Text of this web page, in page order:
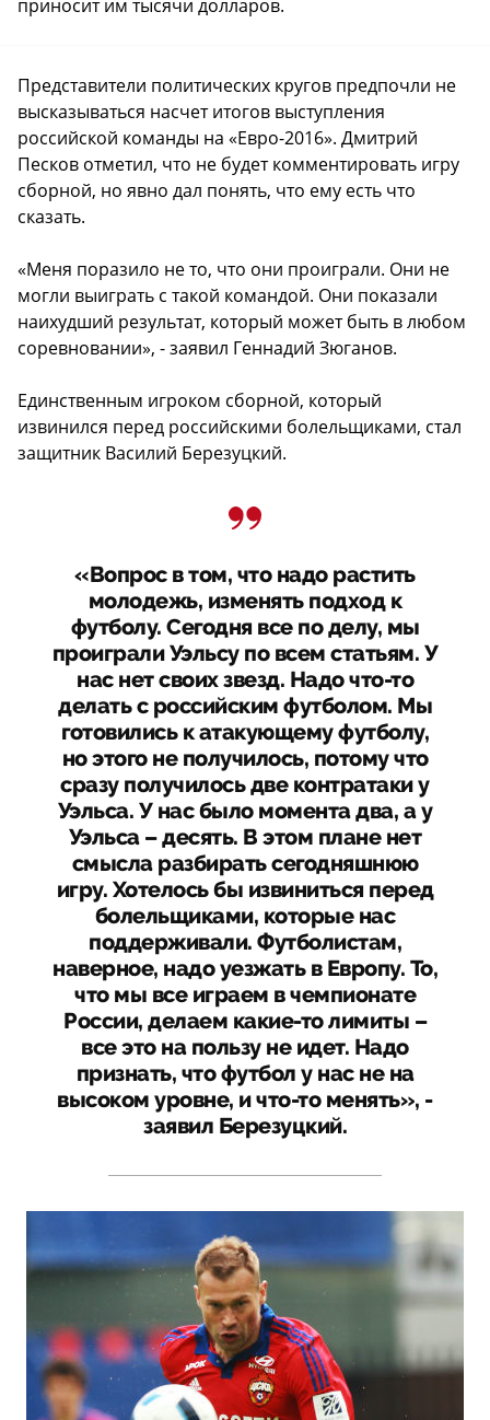
приносит им тысячи долларов.
Представители политических кругов предпочли не
высказываться насчет итогов выступления
российской команды на «Евро-2016». Дмитрий
Песков отметил, что не будет комментировать игру
сборной, но явно дал понять, что ему есть что
сказать.
«Меня поразило не то, что они проиграли. Они не
могли выиграть с такой командой. Они показали
наихудший результат, который может быть в любом
соревновании», - заявил Геннадий Зюганов.
Единственным игроком сборной, который
извинился перед российскими болельщиками, стал
защитник Василий Березуцкий.
«Вопрос в том, что надо растить
молодежь, изменять подход к
футболу. Сегодня все по делу, мы
проиграли Уэльсу по всем статьям. У
нас нет своих звезд. Надо что-то
делать с российским футболом. Мы
готовились к атакующему футболу,
но этого не получилось, потому что
сразу получилось две контратаки у
Уэльса. У нас было момента два, а у
Уэльса – десять. В этом плане нет
смысла разбирать сегодняшнюю
игру. Хотелось бы извиниться перед
болельщиками, которые нас
поддерживали. Футболистам,
наверное, надо уезжать в Европу. То,
что мы все играем в чемпионате
России, делаем какие-то лимиты –
все это на пользу не идет. Надо
признать, что футбол у нас не на
высоком уровне, и что-то менять», -
заявил Березуцкий.